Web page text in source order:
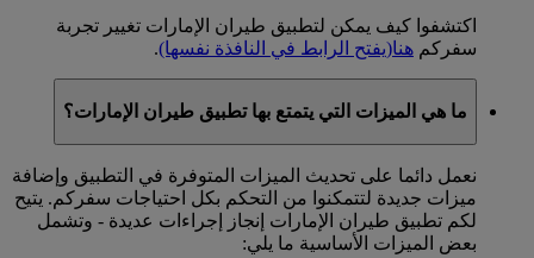
اكتشفوا كيف يمكن لتطبيق طيران الإمارات تغيير تجربة
سفركم هنا(يفتح الرابط في النافذة نفسها).
ما هي الميزات التي يتمتع بها تطبيق طيران الإمارات؟
نعمل دائما على تحديث الميزات المتوفرة في التطبيق وإضافة
ميزات جديدة لتتمكنوا من التحكم بكل احتياجات سفركم. يتيح
لكم تطبيق طيران الإمارات إنجاز إجراءات عديدة - وتشمل
بعض الميزات الأساسية ما يلي: